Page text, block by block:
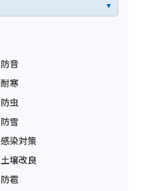
防音
耐寒
防虫
防雪
感染対策
土壌改良
防雹